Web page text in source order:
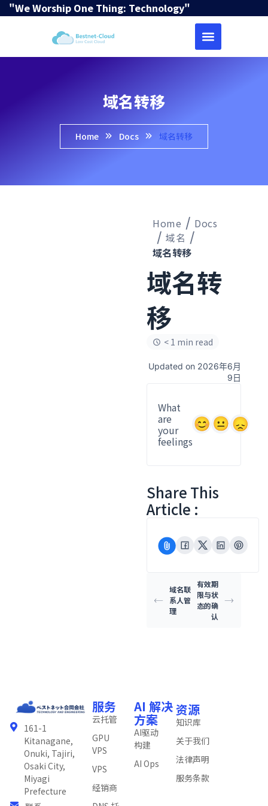
"We Worship One Thing: Technology"
域名转移
Home Docs 域名转移
Home
Docs
域名
域名转移
域名转
移
< 1 min read
Updated on 2026年6月
9日
What
are
your
feelings
Share This
Article :
域名联
系人管
理
有效期
限与状
态的确
认
161-1
Kitanagane,
Onuki, Tajiri,
Osaki City,
Miyagi
Prefecture
服务
云托管
GPU
VPS
VPS
经销商
AI 解决
方案
AI驱动
构建
AI Ops
资源
知识库
关于我们
法律声明
服务条款